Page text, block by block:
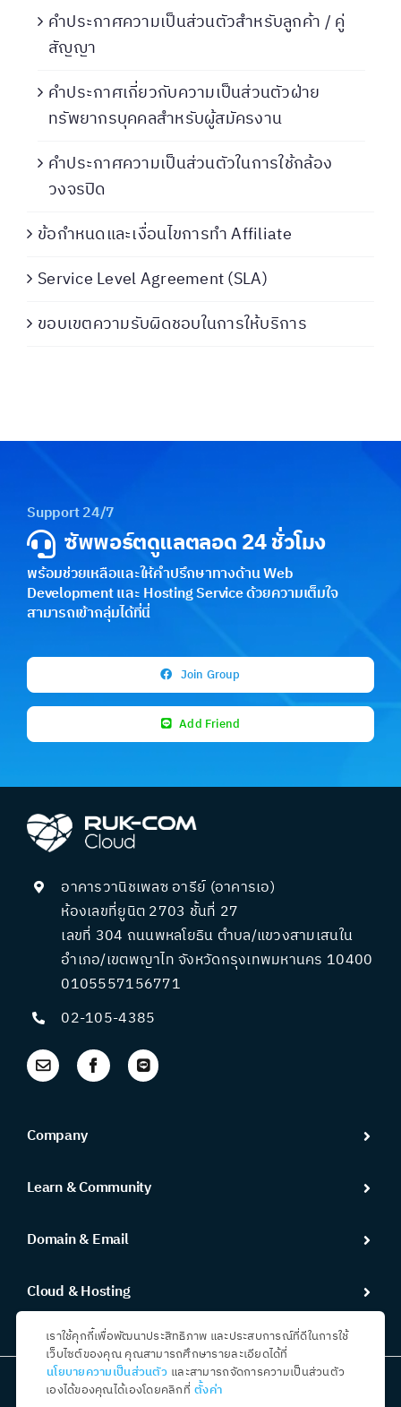
คำประกาศความเป็นส่วนตัวสำหรับลูกค้า / คู่
สัญญา
คำประกาศเกี่ยวกับความเป็นส่วนตัวฝ่าย
ทรัพยากรบุคคลสำหรับผู้สมัครงาน
คำประกาศความเป็นส่วนตัวในการใช้กล้อง
วงจรปิด
ข้อกำหนดและเงื่อนไขการทำ Affiliate
Service Level Agreement (SLA)
ขอบเขตความรับผิดชอบในการให้บริการ
Support 24/7
ซัพพอร์ตดูแลตลอด 24 ชั่วโมง
พร้อมช่วยเหลือและให้คำปรึกษาทางด้าน Web
Development และ Hosting Service ด้วยความเต็มใจ
สามารถเข้ากลุ่มได้ที่นี่
Join Group
Add Friend
อาคารวานิชเพลซ อารีย์ (อาคารเอ)
ห้องเลขที่ยูนิต 2703 ชั้นที่ 27
เลขที่ 304 ถนนพหลโยธิน ตำบล/แขวงสามเสนใน
อำเภอ/เขตพญาไท จังหวัดกรุงเทพมหานคร 10400
0105557156771
02-105-4385
Company
Learn & Community
Domain & Email
Cloud & Hosting
Copyright 2023 All Right Reserved ©
เราใช้คุกกี้เพื่อพัฒนาประสิทธิภาพ และประสบการณ์ที่ดีในการใช้
เว็บไซต์ของคุณ คุณสามารถศึกษารายละเอียดได้ที่
นโยบายความเป็นส่วนตัว และสามารถจัดการความเป็นส่วนตัว
เองได้ของคุณได้เองโดยคลิกที่ ตั้งค่า